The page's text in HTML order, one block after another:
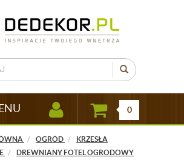
0
OGRÓD
KRZESŁA
DREWNIANY FOTEL OGRODOWY